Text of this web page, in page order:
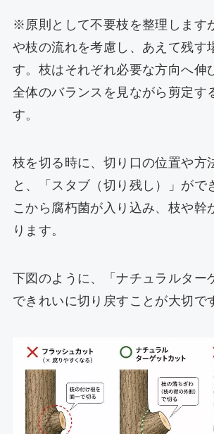
※原則として不要枝を整理します
や枝の流れを考慮し、あえて残す
す。枝はそれぞれ必要な方向へ伸
全体のバランスを見ながら剪定す
す。
枝を切る時に、切り口の位置や方
と、「スタブ（切り残し）」がで
こから腐朽菌が入り込み、枝や幹
ります。
下図のように、「ナチュラルター
できれいに切り戻すことが大切で